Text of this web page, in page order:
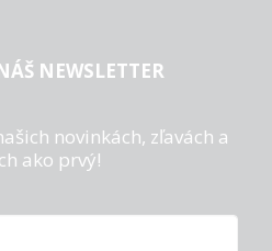
NEWSLETTER
novinkách, zľavách a
ako prvý!